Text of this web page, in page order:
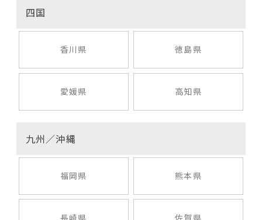
四国
香川県 徳島県
愛媛県 高知県
九州／沖縄
福岡県 熊本県
長崎県 佐賀県